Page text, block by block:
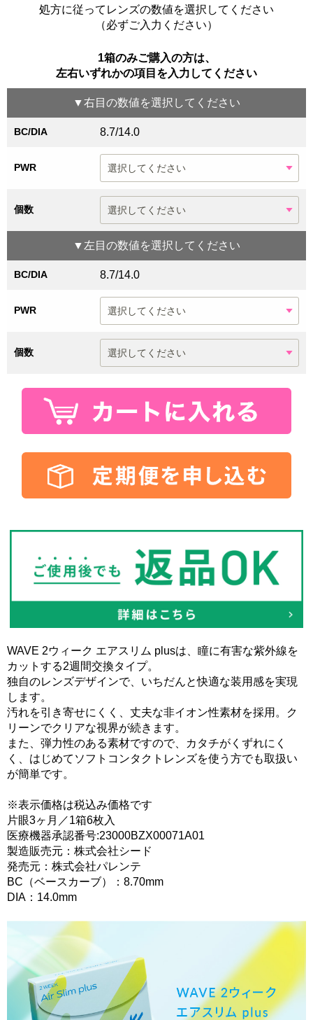
処方に従ってレンズの数値を選択してください
（必ずご入力ください）
1箱のみご購入の方は、
左右いずれかの項目を入力してください
▼右目 の数値を選択してください
BC/DIA 8.7/14.0
PWR
個数
▼ 左目 の数値を選択してください
BC/DIA 8.7/14.0
PWR
個数
WAVE 2ウィーク エアスリム plusは、瞳に有害な紫外線を
カットする2週間交換タイプ。
独自のレンズデザインで、いちだんと快適な装用感を実現
します。
汚れを引き寄せにくく、丈夫な非イオン性素材を採用。ク
リーンでクリアな視界が続きます。
また、弾力性のある素材ですので、カタチがくずれにく
く、はじめてソフトコンタクトレンズを使う方でも取扱い
が簡単です。
※表示価格は税込み価格です
片眼3ヶ月／1箱6枚入
医療機器承認番号:23000BZX00071A01
製造販売元：株式会社シード
発売元：株式会社パレンテ
BC（ベースカーブ）：8.70mm
DIA：14.0mm